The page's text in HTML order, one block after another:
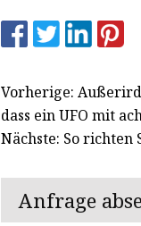
Vorherige:
dass ein UFO mit
Nächste: So
Anfrage